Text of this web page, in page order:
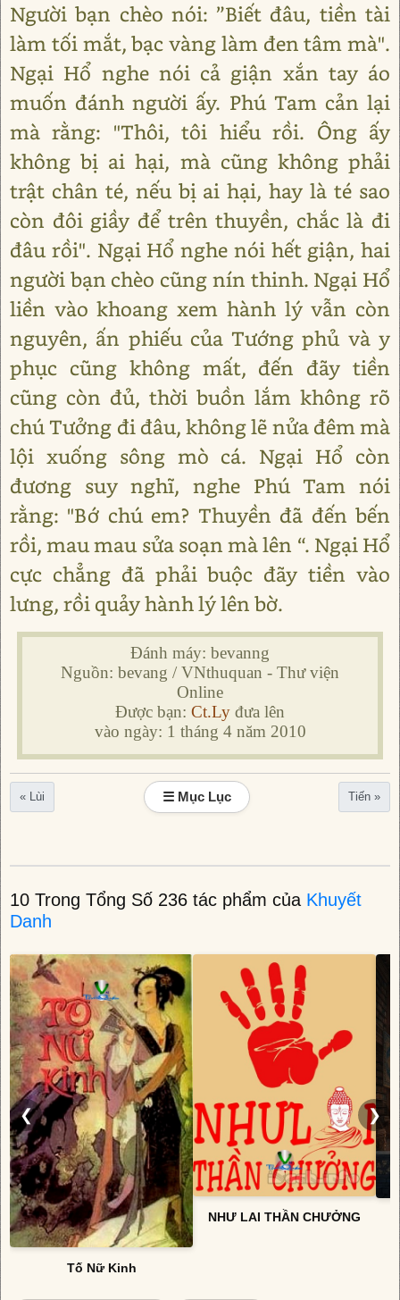
Người bạn chèo nói: ”Biết đâu, tiền tài
làm tối mắt, bạc vàng làm đen tâm mà".
Ngại Hổ nghe nói cả giận xắn tay áo
muốn đánh người ấy. Phú Tam cản lại
mà rằng: "Thôi, tôi hiểu rồi. Ông ấy
không bị ai hại, mà cũng không phải
trật chân té, nếu bị ai hại, hay là té sao
còn đôi giầy để trên thuyền, chắc là đi
đâu rồi". Ngại Hổ nghe nói hết giận, hai
người bạn chèo cũng nín thinh. Ngại Hổ
liền vào khoang xem hành lý vẫn còn
nguyên, ấn phiếu của Tướng phủ và y
phục cũng không mất, đến đãy tiền
cũng còn đủ, thời buồn lắm không rõ
chú Tưởng đi đâu, không lẽ nửa đêm mà
lội xuống sông mò cá. Ngại Hổ còn
đương suy nghĩ, nghe Phú Tam nói
rằng: "Bớ chú em? Thuyền đã đến bến
rồi, mau mau sửa soạn mà lên “. Ngại Hổ
cực chẳng đã phải buộc đãy tiền vào
lưng, rồi quảy hành lý lên bờ.
Đánh máy: bevanng
Nguồn: bevang / VNthuquan - Thư viện
Online
Được bạn: Ct.Ly đưa lên
vào ngày: 1 tháng 4 năm 2010
« Lùi ☰ Mục Lục Tiến »
10 Trong Tổng Số 236 tác phẩm của Khuyết
Danh
❮
Tố Nữ Kinh
NHƯ LAI THẦN CHƯỞNG
❯